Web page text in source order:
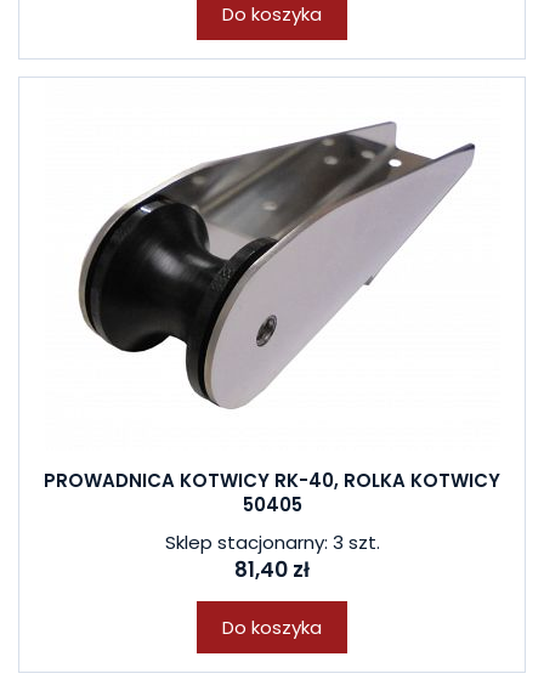
Do koszyka
PROWADNICA KOTWICY RK-40, ROLKA KOTWICY
50405
Sklep stacjonarny: 3 szt.
81,40 zł
Do koszyka